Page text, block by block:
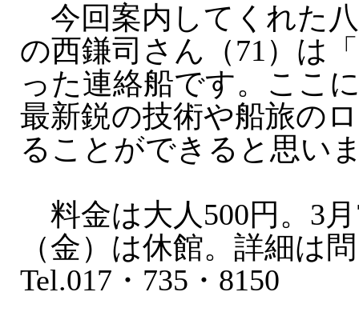
今回案内してくれた
の西鎌司さん（71）は
った連絡船です。ここ
最新鋭の技術や船旅の
ることができると思い
料金は大人500円。3
（金）は休館。詳細は
Tel.017・735・8150